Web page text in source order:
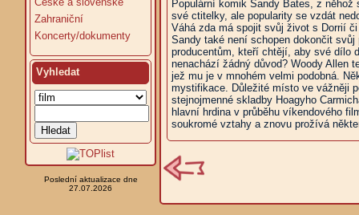
Zahraniční
Koncerty/dokumenty
Vyhledat
Poslední aktualizace dne
27.07.2026
Populární komik Sandy Bates, z
své ctitelky, ale popularity se vzdát
Váhá zda má spojit svůj život s Dorrií
Sandy také není schopen dokončit
producentům, kteří chtějí, aby své dílo
nenachází žádný důvod? Woody Allen
jež mu je v mnohém velmi podobná.
mystifikace. Důležité místo ve vážněji
stejnojmenné skladby Hoagyho
hlavní hrdina v průběhu víkendového
soukromé vztahy a znovu prožívá